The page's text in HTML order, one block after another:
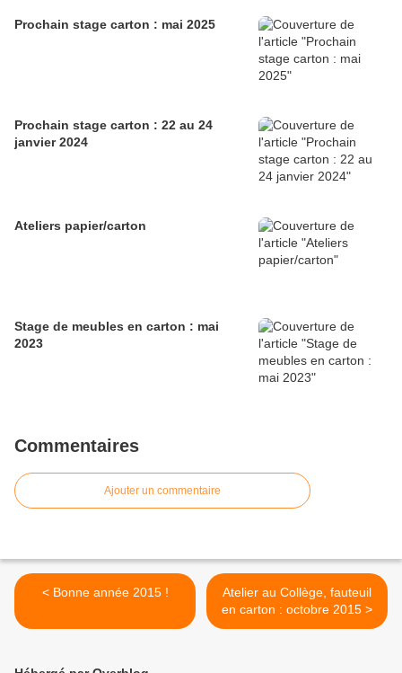
Prochain stage carton : mai 2025
Prochain stage carton : 22 au 24
janvier 2024
Ateliers papier/carton
Stage de meubles en carton : mai
2023
Commentaires
Ajouter un commentaire
< Bonne année 2015 !
Atelier au Collège, fauteuil
en carton : octobre 2015 >